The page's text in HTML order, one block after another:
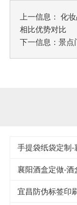
上一信息： 化
相比优势对比
下一信息： 景点
手提袋纸袋定制
襄阳酒盒定做-
宜昌防伪标签印